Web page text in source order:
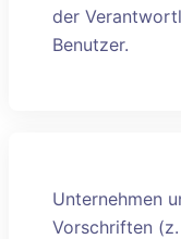
der
Benutzer.
Unternehmen
Vorschriften